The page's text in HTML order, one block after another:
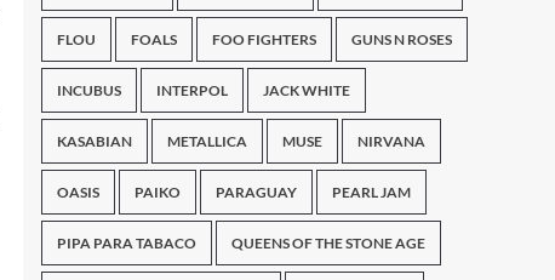
FLOU FOALS FOO FIGHTERS GUNS N ROSES
INCUBUS INTERPOL JACK WHITE
KASABIAN METALLICA MUSE NIRVANA
OASIS PAIKO PARAGUAY PEARL JAM
PIPA PARA TABACO QUEENS OF THE STONE AGE